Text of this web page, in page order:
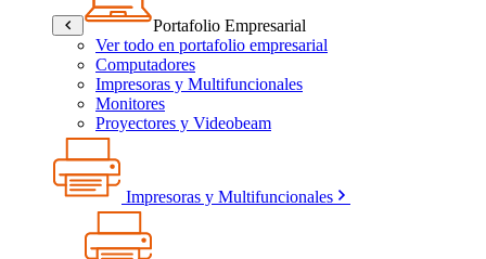
Portafolio Empresarial
Ver todo en portafolio empresarial
Computadores
Impresoras y Multifuncionales
Monitores
Proyectores y Videobeam
Impresoras y Multifuncionales